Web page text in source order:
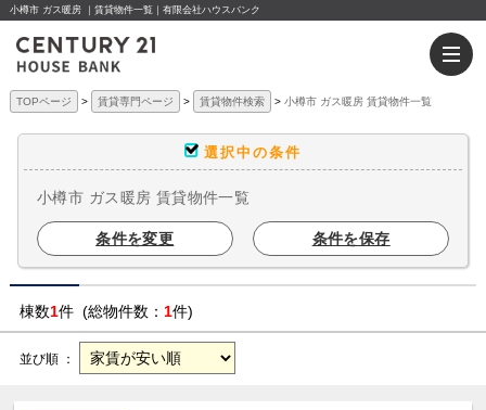
小樽市 ガス暖房 ｜賃貸物件一覧｜有限会社ハウスバンク
TOPページ 賃貸専門ページ 賃貸物件検索 小樽市 ガス暖房 賃貸物件一覧
選択中の条件
小樽市 ガス暖房 賃貸物件一覧
条件を変更 条件を保存
棟数1件 (総物件数： 1件)
並び順 ：